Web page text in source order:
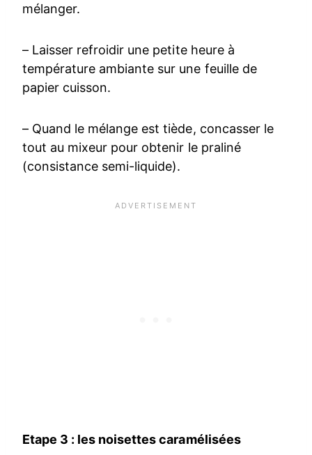
mélanger.
– Laisser refroidir une petite heure à
température ambiante sur une feuille de
papier cuisson.
– Quand le mélange est tiède, concasser le
tout au mixeur pour obtenir le praliné
(consistance semi-liquide).
Etape 3 : les noisettes caramélisées